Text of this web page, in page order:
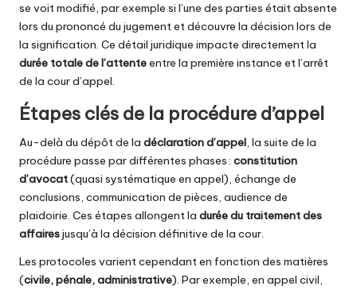
se voit modifié, par exemple si l’une des parties était absente
lors du prononcé du jugement et découvre la décision lors de
la signification. Ce détail juridique impacte directement la
durée totale de l’attenteentre la première instance et l’arrêt
de la cour d’appel.
Étapes clés de la procédure d’appel
Au-delà du dépôt de la déclaration d’appel, la suite de la
procédure passe par différentes phases : constitution
d’avocat(quasi systématique en appel), échange de
conclusions, communication de pièces, audience de
plaidoirie. Ces étapes allongent la durée du traitement des
affairesjusqu’à la décision définitive de la cour.
Les protocoles varient cependant en fonction des matières
(civile, pénale, administrative). Par exemple, en appel civil,